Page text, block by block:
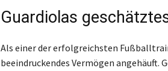
Guardiolas
Als einer der erfolgreichsten
beeindruckendes Vermögen angehäuft.